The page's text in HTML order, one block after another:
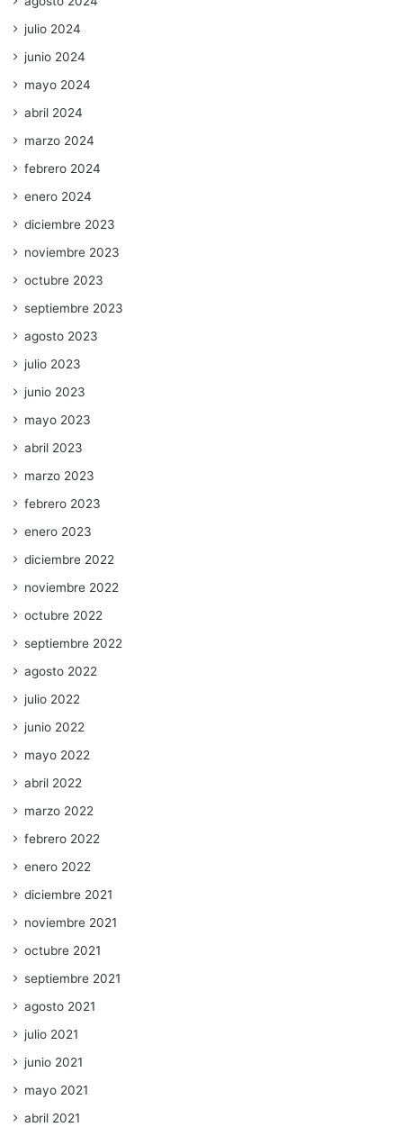
julio 2024
junio 2024
mayo 2024
abril 2024
marzo 2024
febrero 2024
enero 2024
diciembre 2023
noviembre 2023
octubre 2023
septiembre 2023
agosto 2023
julio 2023
junio 2023
mayo 2023
abril 2023
marzo 2023
febrero 2023
enero 2023
diciembre 2022
noviembre 2022
octubre 2022
septiembre 2022
agosto 2022
julio 2022
junio 2022
mayo 2022
abril 2022
marzo 2022
febrero 2022
enero 2022
diciembre 2021
noviembre 2021
octubre 2021
septiembre 2021
agosto 2021
julio 2021
junio 2021
mayo 2021
abril 2021